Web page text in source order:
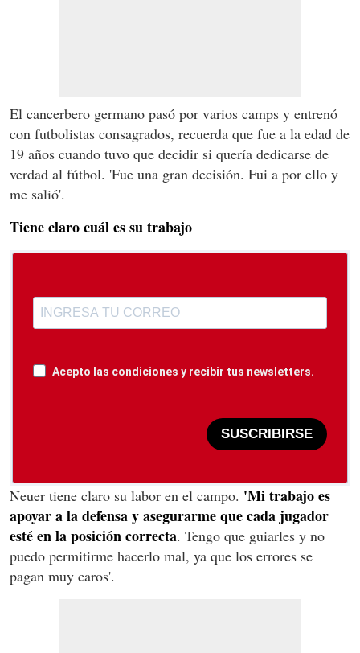
El cancerbero germano pasó por varios camps y entrenó
con futbolistas consagrados, recuerda que fue a la edad de
19 años cuando tuvo que decidir si quería dedicarse de
verdad al fútbol. 'Fue una gran decisión. Fui a por ello y
me salió'.
Tiene claro cuál es su trabajo
Acepto las condiciones y recibir tus newsletters.
SUSCRIBIRSE
Neuer tiene claro su labor en el campo. 'Mi trabajo es
apoyar a la defensa y asegurarme que cada jugador
esté en la posición correcta. Tengo que guiarles y no
puedo permitirme hacerlo mal, ya que los errores se
pagan muy caros'.